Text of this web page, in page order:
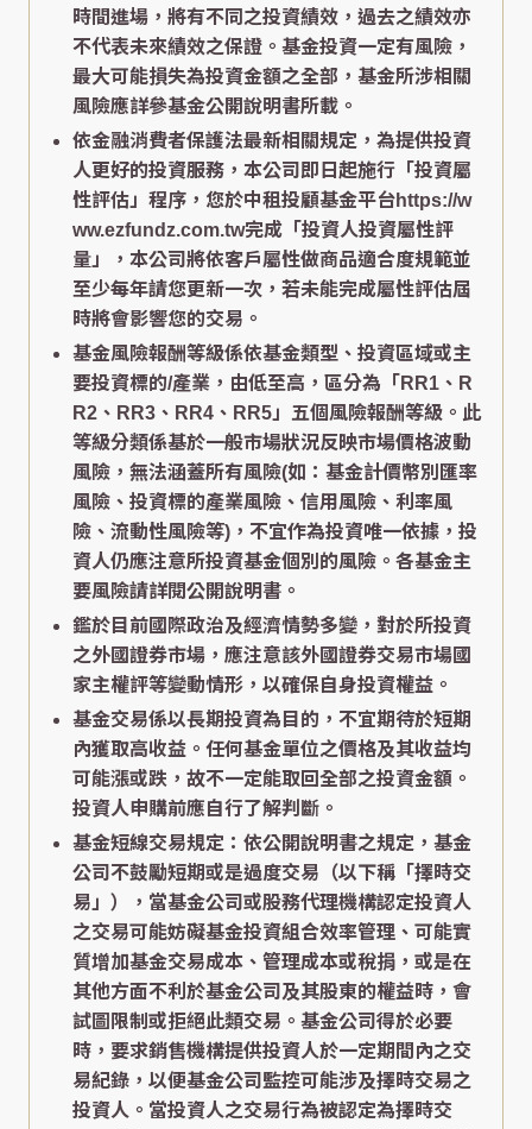
時間進場，將有不同之投資績效，過去之績效亦
不代表未來績效之保證。基金投資一定有風險，
最大可能損失為投資金額之全部，基金所涉相關
風險應詳參基金公開說明書所載。
依金融消費者保護法最新相關規定，為提供投資
人更好的投資服務，本公司即日起施行「投資屬
性評估」程序，您於中租投顧基金平台https://w
ww.ezfundz.com.tw完成「投資人投資屬性評
量」，本公司將依客戶屬性做商品適合度規範並
至少每年請您更新一次，若未能完成屬性評估屆
時將會影響您的交易。
基金風險報酬等級係依基金類型、投資區域或主
要投資標的/產業，由低至高，區分為「RR1、R
R2、RR3、RR4、RR5」五個風險報酬等級。此
等級分類係基於一般市場狀況反映市場價格波動
風險，無法涵蓋所有風險(如：基金計價幣別匯率
風險、投資標的產業風險、信用風險、利率風
險、流動性風險等)，不宜作為投資唯一依據，投
資人仍應注意所投資基金個別的風險。各基金主
要風險請詳閱公開說明書。
鑑於目前國際政治及經濟情勢多變，對於所投資
之外國證券市場，應注意該外國證券交易市場國
家主權評等變動情形，以確保自身投資權益。
基金交易係以長期投資為目的，不宜期待於短期
內獲取高收益。任何基金單位之價格及其收益均
可能漲或跌，故不一定能取回全部之投資金額。
投資人申購前應自行了解判斷。
基金短線交易規定：依公開說明書之規定，基金
公司不鼓勵短期或是過度交易（以下稱「擇時交
易」），當基金公司或股務代理機構認定投資人
之交易可能妨礙基金投資組合效率管理、可能實
質增加基金交易成本、管理成本或稅捐，或是在
其他方面不利於基金公司及其股東的權益時，會
試圖限制或拒絕此類交易。基金公司得於必要
時，要求銷售機構提供投資人於一定期間內之交
易紀錄，以便基金公司監控可能涉及擇時交易之
投資人。當投資人之交易行為被認定為擇時交